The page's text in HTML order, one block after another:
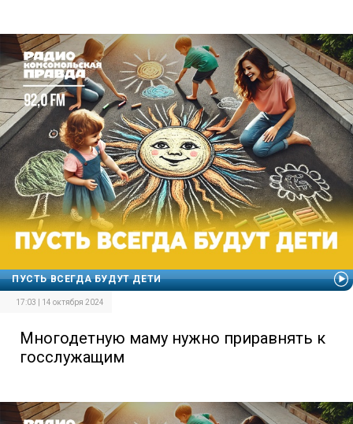
ПУСТЬ ВСЕГДА БУДУТ ДЕТИ
17:03 | 14 октября 2024
Многодетную маму нужно приравнять к
госслужащим